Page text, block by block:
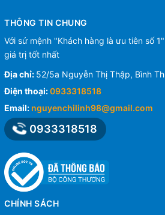
THÔNG TIN CHUNG
Với sứ mệnh "Khách hàng là ưu tiên số
giá trị tốt nhất
Địa chỉ: 52/5a Nguyễn Thị Thập, Bình
Điện thoại:0933318518
Email: nguyenchilinh98@gmail.com
0933318518
CHÍNH SÁCH